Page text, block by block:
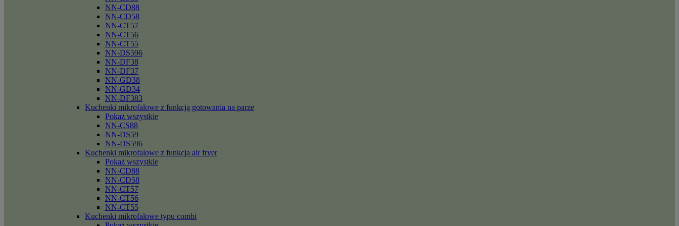
NN-CD88
NN-CD58
NN-CT57
NN-CT56
NN-CT55
NN-DS596
NN-DF38
NN-DF37
NN-GD38
NN-GD34
NN-DF383
Kuchenki mikrofalowe z funkcją gotowania na parze
Pokaż wszystkie
NN-CS88
NN-DS59
NN-DS596
Kuchenki mikrofalowe z funkcja air fryer
Pokaż wszystkie
NN-CD88
NN-CD58
NN-CT57
NN-CT56
NN-CT55
Kuchenki mikrofalowe typu combi